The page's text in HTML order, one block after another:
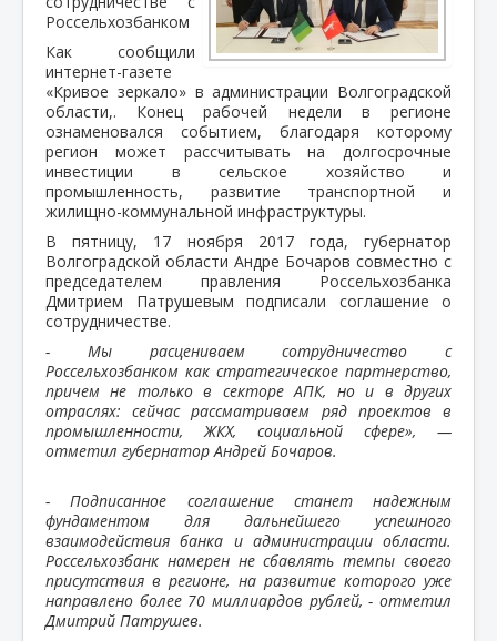
Россельхозбанком
Как сообщили
интернет-газете
«Кривое зеркало» в администрации Волгоградской
области,. Конец рабочей недели в регионе
ознаменовался событием, благодаря которому
регион может рассчитывать на долгосрочные
инвестиции в сельское хозяйство и
промышленность, развитие транспортной и
жилищно-коммунальной инфраструктуры.
В пятницу, 17 ноября 2017 года, губернатор
Волгоградской области Андре Бочаров совместно с
председателем правления Россельхозбанка
Дмитрием Патрушевым подписали соглашение о
сотрудничестве.
- Мы расцениваем сотрудничество с
Россельхозбанком как стратегическое партнерство,
причем не только в секторе АПК, но и в других
отраслях: сейчас рассматриваем ряд проектов в
промышленности, ЖКХ, социальной сфере», —
отметил губернатор Андрей Бочаров.
- Подписанное соглашение станет надежным
фундаментом для дальнейшего успешного
взаимодействия банка и администрации области.
Россельхозбанк намерен не сбавлять темпы своего
присутствия в регионе, на развитие которого уже
направлено более 70 миллиардов рублей, - отметил
Дмитрий Патрушев.